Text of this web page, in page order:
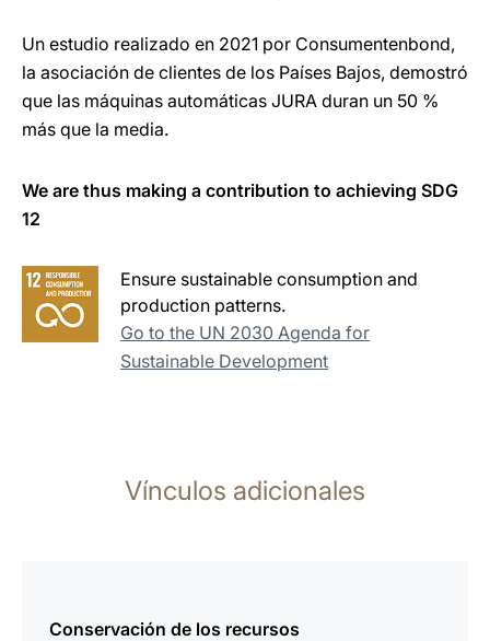
Un estudio realizado en 2021 por Consumentenbond,
la asociación de clientes de los Países Bajos, demostró
que las máquinas automáticas JURA duran un 50 %
más que la media.
We are thus making a contribution to achieving SDG
12
Ensure sustainable consumption and
production patterns.
Go to the UN 2030 Agenda for
Sustainable Development
Vínculos adicionales
Conservación de los recursos